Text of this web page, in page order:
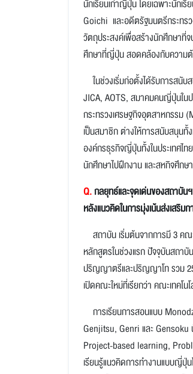
นักเรียนเก่าญี่ปุ่น โดยเฉพาะนักเ
Goichi และอดีตรัฐมนตรีกระทร
วัตถุประสงค์เพื่อสร้างนักศึกษา
ศึกษาที่ญี่ปุ่น สอดคล้องกับความต้
ในช่วงเริ่มก่อตั้งได้รับการสนับ
JICA, AOTS, สมาคมคนญี่ปุ่นในป
กระทรวงเศรษฐกิจอุตสาหกรรม
เป็นสมาชิก ต่างให้การสนับสนุนทั้
องค์กรธุรกิจญี่ปุ่นทั้งในประเทศไ
นักศึกษาไปฝึกงาน และสหกิจศึก
Q.กลยุทธ์และจุดเด่นของสถาบัน
หลังแนวคิดในการมุ่งเน้นส่งเส
สถาบัน เริ่มต้นจากการมี 3 คณ
หลักสูตรในช่วงแรก ปัจจุบันสถา
ปริญญาตรีและปริญญาโท รวม
เปิดคณะใหม่ที่เรียกว่า คณะเทคโ
การเรียนการสอนแบบ
Genjitsu, Genri และ
Project-based learning,
เรียนรู้แนวคิดการทำงานแบบญี่ปุ่